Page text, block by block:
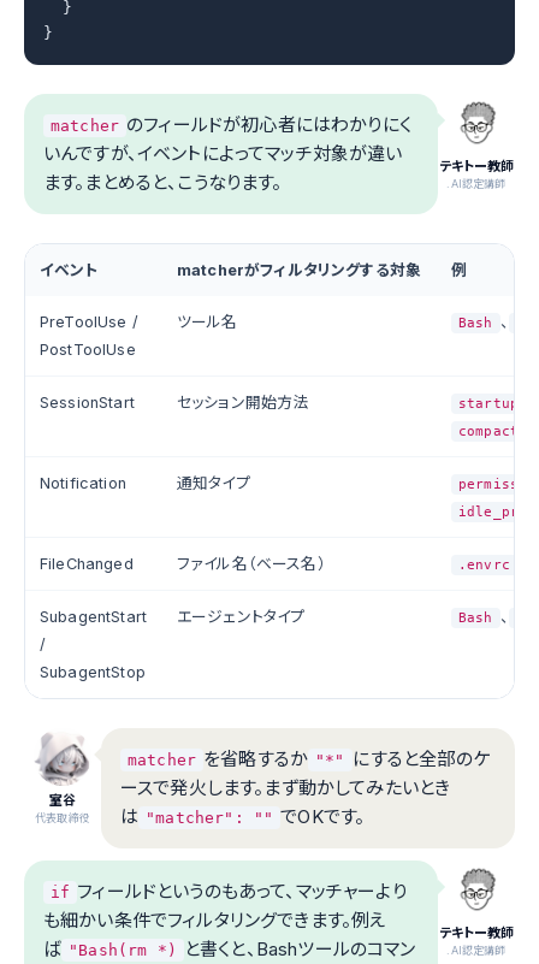
  }
}
テキトー教師
.AI認定講師
matcher のフィールドが初心者にはわかりにく
いんですが、イベントによってマッチ対象が違い
ます。まとめると、こうなります。
イベント matcherがフィルタリングする対象 例
PreToolUse /
PostToolUse
ツール名 Bash 、
SessionStart セッション開始方法 startup
compact
Notification 通知タイプ
FileChanged ファイル名（ベース名） .envrc
SubagentStart
/
SubagentStop
エージェントタイプ Bash 、
室谷
代表取締役
matcher を省略するか "*"
にすると全部のケ
ースで発火します。まず動かしてみたいとき
は "matcher": "" でOKです。
テキトー教師
.AI認定講師
if フィールドというのもあって、マッチャーより
も細かい条件でフィルタリングできます。例え
ば "Bash(rm *)
と書くと、Bashツールのコマン